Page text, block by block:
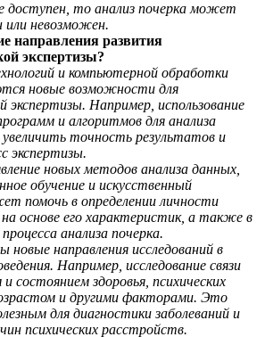
доступен, то анализ почерка может
невозможен.
направления развития
экспертизы?
и компьютерной обработки
новые возможности для
экспертизы. Например, использование
и алгоритмов для анализа
точность результатов и
экспертизы.
новых методов анализа данных,
обучение и искусственный
помочь в определении личности
основе его характеристик, а также в
анализа почерка.
направления исследований в
Например, исследование связи
состоянием здоровья, психических
и другими факторами. Это
для диагностики заболеваний и
психических расстройств.